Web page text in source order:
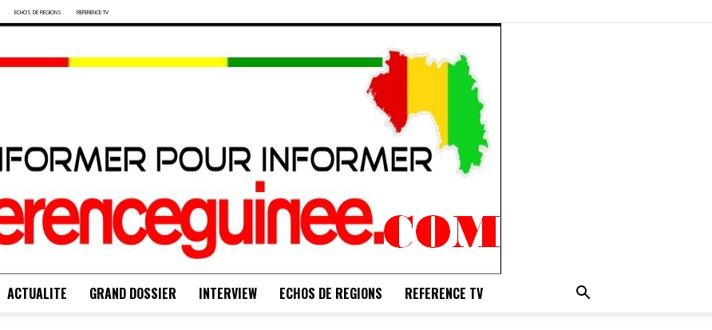
ECHOS DE REGIONS REFERENCE TV
ACTUALITE GRAND DOSSIER INTERVIEW ECHOS DE REGIONS REFERENCE TV